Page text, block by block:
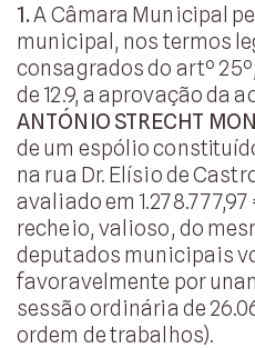
1.A Câmara Municipal
municipal, nos termos
consagrados do artº 25º,
de 12.9, a aprovação da
ANTÓNIO STRECHT
de um espólio
na rua Dr. Elísio de
avaliado em
recheio, valioso, do
deputados municipais
favoravelmente por
sessão ordinária de
ordem de trabalhos).